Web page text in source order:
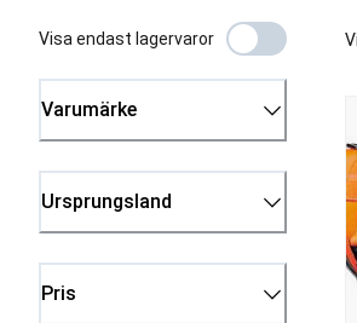
Visa endast lagervaror
Varumärke
Ursprungsland
Pris